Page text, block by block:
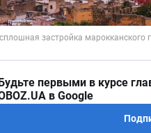
Будьте первыми в курсе
в Google